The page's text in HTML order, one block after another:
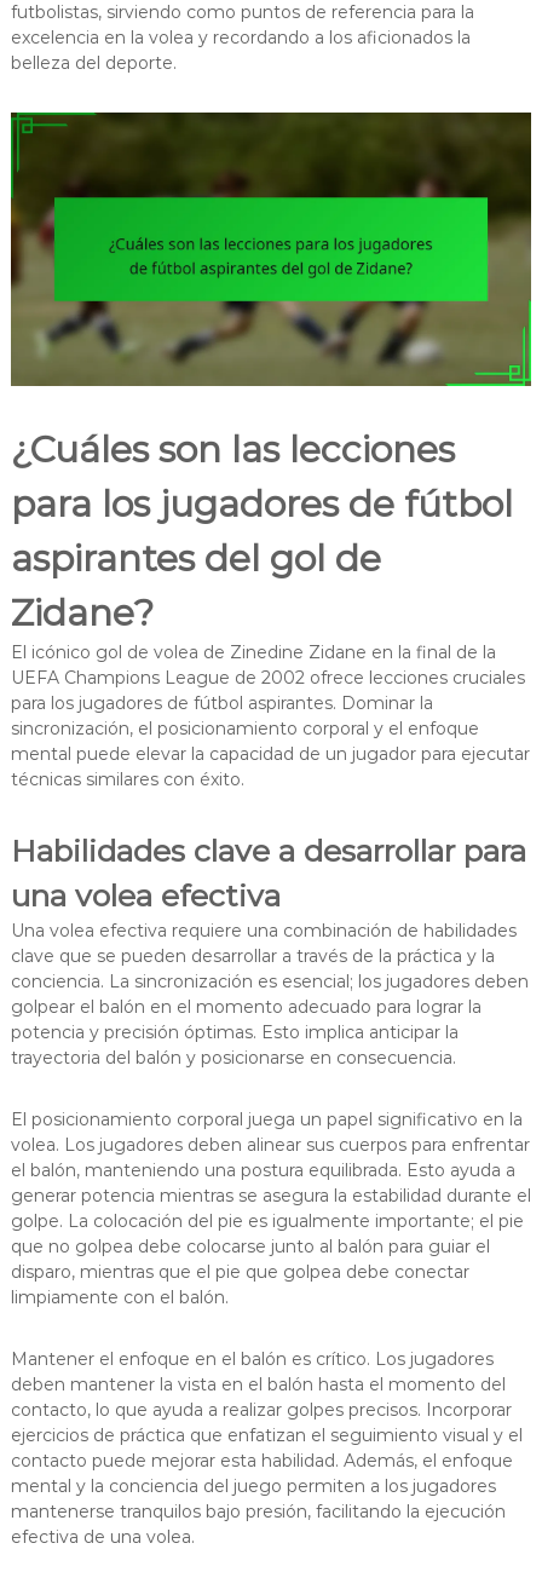
futbolistas, sirviendo como puntos de referencia para la
excelencia en la volea y recordando a los aficionados la
belleza del deporte.
¿Cuáles son las lecciones
para los jugadores de fútbol
aspirantes del gol de
Zidane?
El icónico gol de volea de Zinedine Zidane en la final de la
UEFA Champions League de 2002 ofrece lecciones cruciales
para los jugadores de fútbol aspirantes. Dominar la
sincronización, el posicionamiento corporal y el enfoque
mental puede elevar la capacidad de un jugador para ejecutar
técnicas similares con éxito.
Habilidades clave a desarrollar para
una volea efectiva
Una volea efectiva requiere una combinación de habilidades
clave que se pueden desarrollar a través de la práctica y la
conciencia. La sincronización es esencial; los jugadores deben
golpear el balón en el momento adecuado para lograr la
potencia y precisión óptimas. Esto implica anticipar la
trayectoria del balón y posicionarse en consecuencia.
El posicionamiento corporal juega un papel significativo en la
volea. Los jugadores deben alinear sus cuerpos para enfrentar
el balón, manteniendo una postura equilibrada. Esto ayuda a
generar potencia mientras se asegura la estabilidad durante el
golpe. La colocación del pie es igualmente importante; el pie
que no golpea debe colocarse junto al balón para guiar el
disparo, mientras que el pie que golpea debe conectar
limpiamente con el balón.
Mantener el enfoque en el balón es crítico. Los jugadores
deben mantener la vista en el balón hasta el momento del
contacto, lo que ayuda a realizar golpes precisos. Incorporar
ejercicios de práctica que enfatizan el seguimiento visual y el
contacto puede mejorar esta habilidad. Además, el enfoque
mental y la conciencia del juego permiten a los jugadores
mantenerse tranquilos bajo presión, facilitando la ejecución
efectiva de una volea.